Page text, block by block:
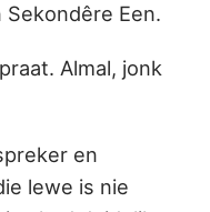
Sekondêre Een.
Almal, jonk
en
lewe is nie